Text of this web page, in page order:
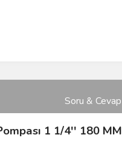
Soru & Cevap
1 1/4'' 180 MM